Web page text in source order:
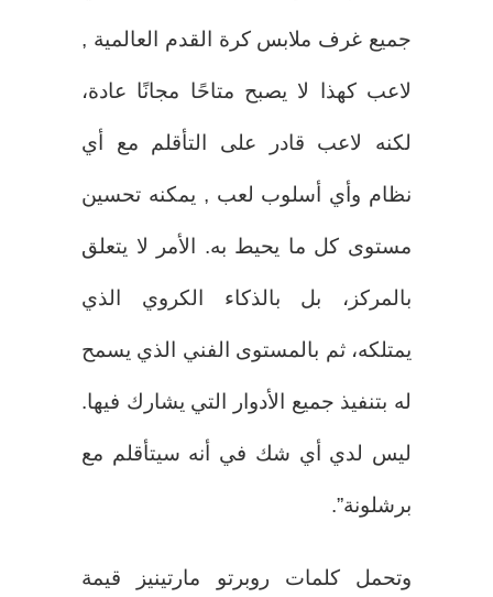
جميع غرف ملابس كرة القدم العالمية ,
لاعب كهذا لا يصبح متاحًا مجانًا عادة،
لكنه لاعب قادر على التأقلم مع أي
نظام وأي أسلوب لعب , يمكنه تحسين
مستوى كل ما يحيط به. الأمر لا يتعلق
بالمركز، بل بالذكاء الكروي الذي
يمتلكه، ثم بالمستوى الفني الذي يسمح
له بتنفيذ جميع الأدوار التي يشارك فيها.
ليس لدي أي شك في أنه سيتأقلم مع
برشلونة”.
وتحمل كلمات روبرتو مارتينيز قيمة